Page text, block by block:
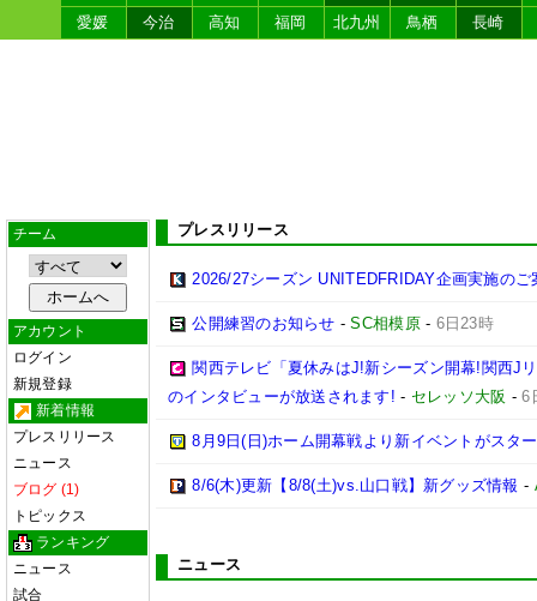
愛媛
今治 高知 福岡 北九州 鳥栖 長崎
チーム
アカウント
ログイン
新規登録
新着情報
プレスリリース
ニュース
ブログ (1)
トピックス
ランキング
ニュース
試合
プレスリリース
2026/27シーズン UNITEDFRIDAY企画実施のご
公開練習のお知らせ -SC相模原- 6日23時
関西テレビ「夏休みはJ!新シーズン開幕!関西J
のインタビューが放送されます! - セレッソ大阪 -6
8月9日(日)ホーム開幕戦より新イベントがスタ
8/6(木)更新【8/8(土)vs.山口戦】新グッズ情報 -
ニュース